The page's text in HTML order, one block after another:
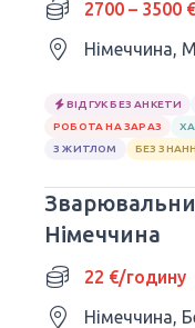
2700 – 3500
Німеччина,
ВІДГУК БЕЗ АНКЕТИ
РОБОТА НА ЗАРАЗ
З ЖИТЛОМ
БЕЗ
Німеччина
22 €/годину
Німеччина,